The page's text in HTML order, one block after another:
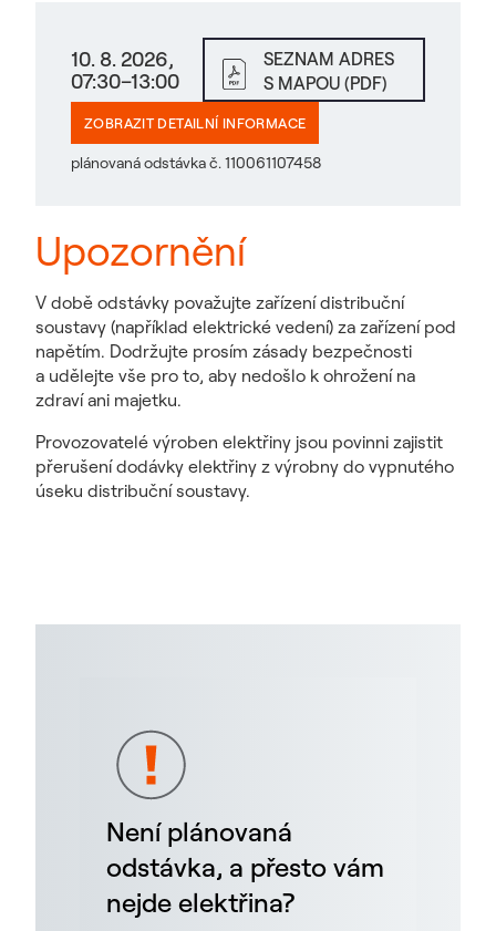
10. 8. 2026,
07:30–13:00
SEZNAM ADRES
S MAPOU (PDF)
ZOBRAZIT DETAILNÍ INFORMACE
plánovaná odstávka č. 110061107458
Upozornění
V době odstávky považujte zařízení distribuční
soustavy (například elektrické vedení) za zařízení pod
napětím. Dodržujte prosím zásady bezpečnosti
a udělejte vše pro to, aby nedošlo k ohrožení na
zdraví ani majetku.
Provozovatelé výroben elektřiny jsou povinni zajistit
přerušení dodávky elektřiny z výrobny do vypnutého
úseku distribuční soustavy.
Není plánovaná
odstávka, a přesto vám
nejde elektřina?